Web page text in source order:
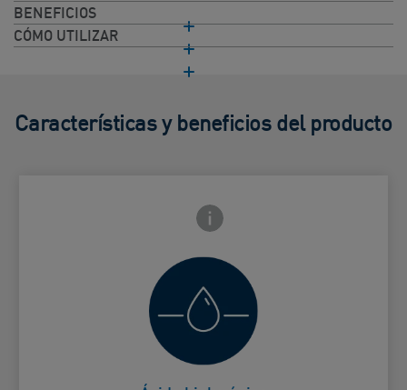
BENEFICIOS
CÓMO UTILIZAR
Características y beneficios del producto
Icono de información frontal
Ayuda a retener la humedad
natural de la piel.